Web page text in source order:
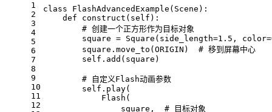
1
2
3
4
5
6
7
8
9
10
11
12
class
FlashAdvancedExample ( Scene ):
def
construct ( self ):
# 创建一个正方形作为目标对象
        square = Square(side_length=
1.5 ,
        square.move_to(ORIGIN)
# 移到屏幕中心
self .add(square)
# 自定义Flash动画参数
self .play(
            Flash(
                square,
# 目标对象